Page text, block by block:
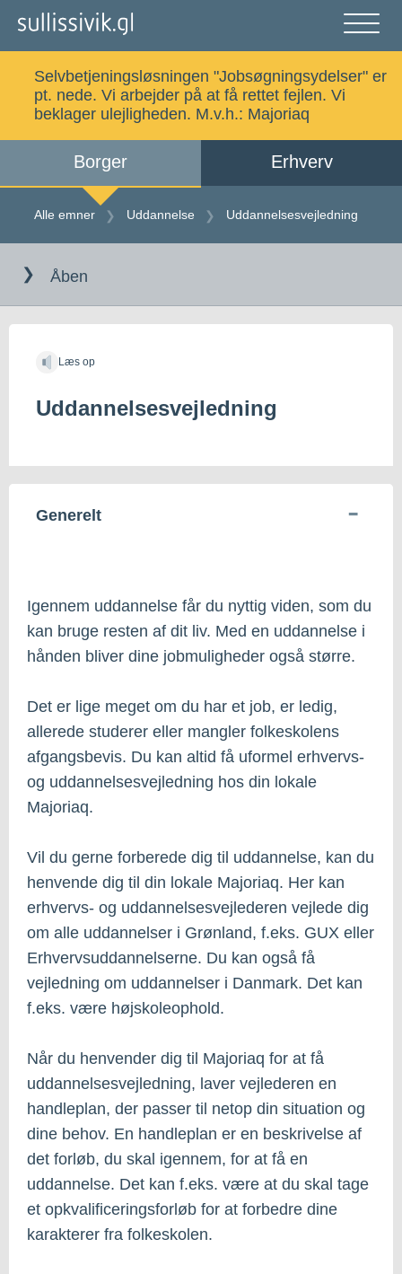
luk
Alle emner Selvbetjening
Kalaallisut
Selvbetjeningsløsningen "Jobsøgningsydelser" er
pt. nede. Vi arbejder på at få rettet fejlen. Vi
beklager ulejligheden. M.v.h.: Majoriaq
Borger Erhverv
Alle emner Uddannelse Uddannelsesvejledning
indholdet
Åben
Læs op
Uddannelsesvejledning
Generelt
Igennem uddannelse får du nyttig viden, som du
kan bruge resten af dit liv. Med en uddannelse i
hånden bliver dine jobmuligheder også større.
Det er lige meget om du har et job, er ledig,
allerede studerer eller mangler folkeskolens
afgangsbevis. Du kan altid få uformel erhvervs-
og uddannelsesvejledning hos din lokale
Majoriaq.
Vil du gerne forberede dig til uddannelse, kan du
henvende dig til din lokale Majoriaq. Her kan
erhvervs- og uddannelsesvejlederen vejlede dig
om alle uddannelser i Grønland, f.eks. GUX eller
Erhvervsuddannelserne. Du kan også få
vejledning om uddannelser i Danmark. Det kan
f.eks. være højskoleophold.
Når du henvender dig til Majoriaq for at få
uddannelsesvejledning, laver vejlederen en
handleplan, der passer til netop din situation og
dine behov. En handleplan er en beskrivelse af
det forløb, du skal igennem, for at få en
uddannelse. Det kan f.eks. være at du skal tage
et opkvalificeringsforløb for at forbedre dine
karakterer fra folkeskolen.